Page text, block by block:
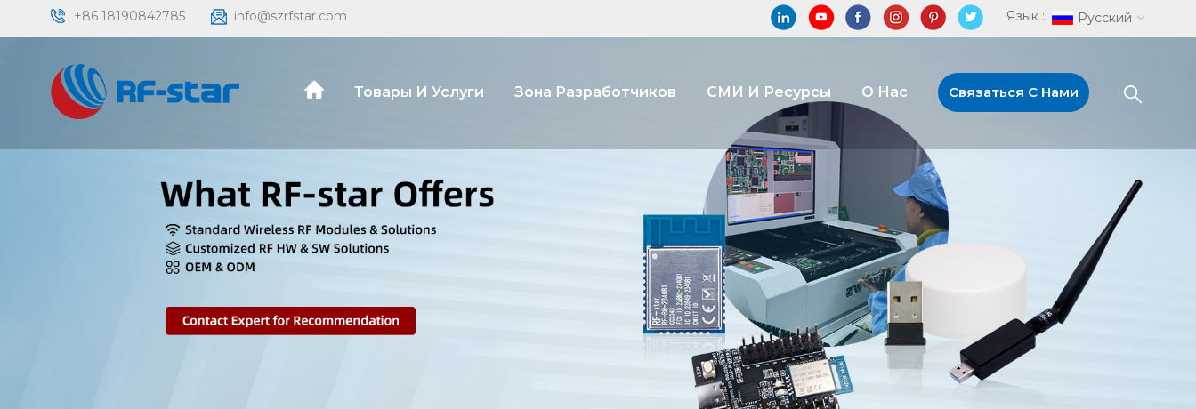
+86 18190842785 info@szrfstar.com Язык : Русский
Товары И Услуги Зона Разработчиков СМИ И Ресурсы О Нас Связаться С Нами